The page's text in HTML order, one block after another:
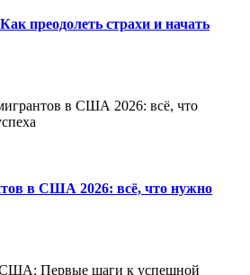
преодолеть страхи и начать
в США 2026: всё, что нужно